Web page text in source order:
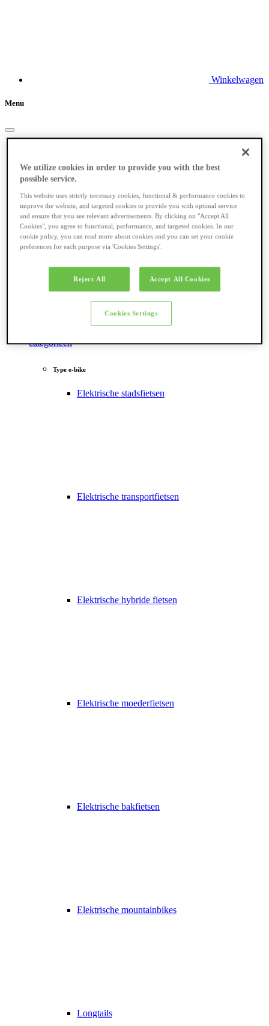
Winkelwagen
Menu
categorieën
Type e-bike
Elektrische stadsfietsen
Elektrische transportfietsen
Elektrische hybride fietsen
Elektrische moederfietsen
Elektrische bakfietsen
Elektrische mountainbikes
Longtails
We utilize cookies in order to provide you with the best
possible service.
This website uses strictly necessary cookies, functional & performance cookies to
improve the website, and targeted cookies to provide you with optimal service
and ensure that you see relevant advertisements. By clicking on "Accept All
Cookies", you agree to functional, performance, and targeted cookies. In our
cookie policy, you can read more about cookies and you can set your cookie
preferences for each purpose via 'Cookies Settings'.
Reject All Accept All Cookies
Cookies Settings